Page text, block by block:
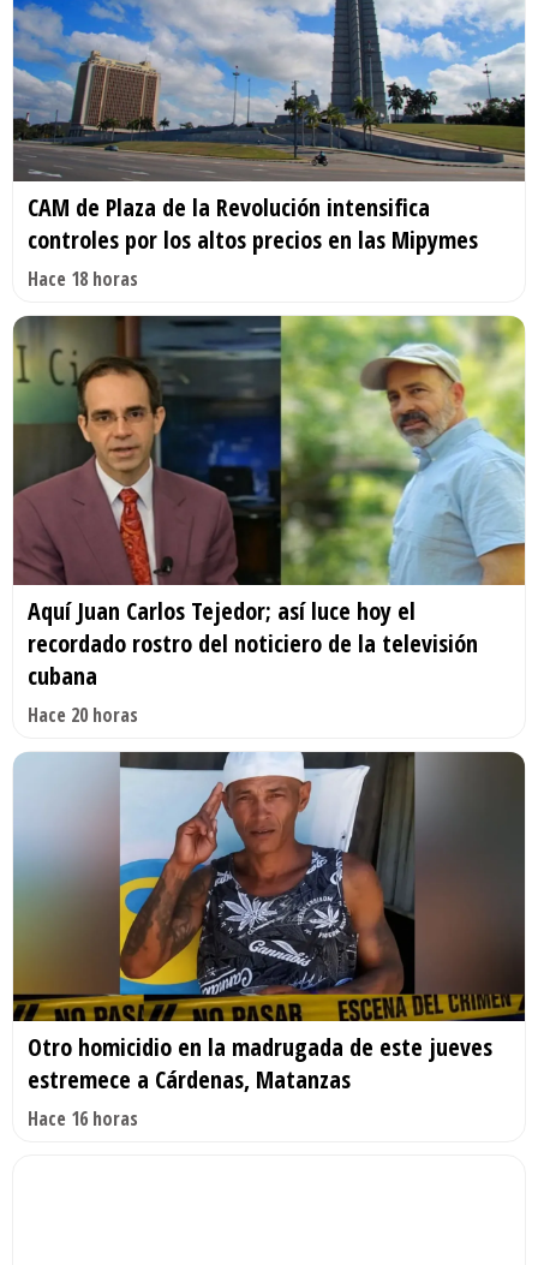
CAM de Plaza de la Revolución intensifica
controles por los altos precios en las Mipymes
Hace 18 horas
Aquí Juan Carlos Tejedor; así luce hoy el
recordado rostro del noticiero de la televisión
cubana
Hace 20 horas
Otro homicidio en la madrugada de este jueves
estremece a Cárdenas, Matanzas
Hace 16 horas